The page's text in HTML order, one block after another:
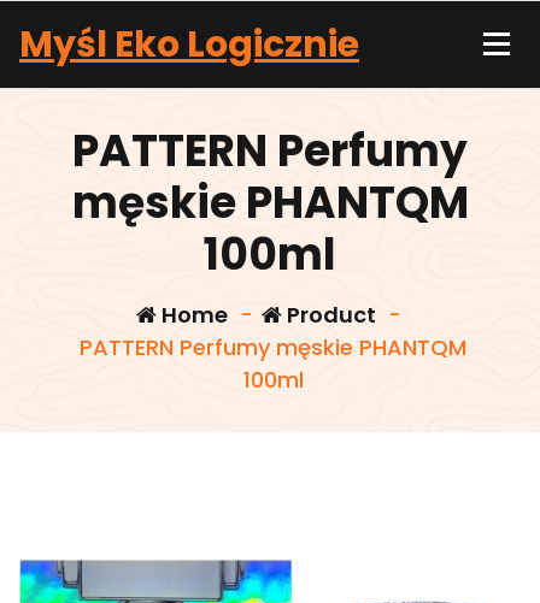
content
Myśl Eko Logicznie
PATTERN Perfumy
męskie PHANTQM
100ml
Home- Product -
PATTERN Perfumy męskie PHANTQM
100ml